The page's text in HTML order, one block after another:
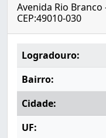
Avenida Rio Branco
CEP:49010-030
Logradouro:
Bairro:
Cidade:
UF: